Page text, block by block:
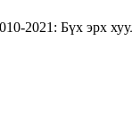
2021: Бүх эрх